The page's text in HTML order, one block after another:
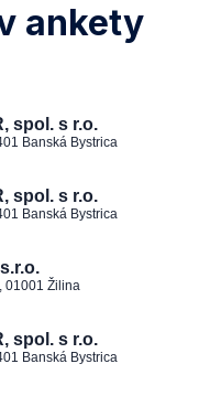
ankety
spol. s r.o.
Banská Bystrica
spol. s r.o.
Banská Bystrica
01001 Žilina
spol. s r.o.
Banská Bystrica